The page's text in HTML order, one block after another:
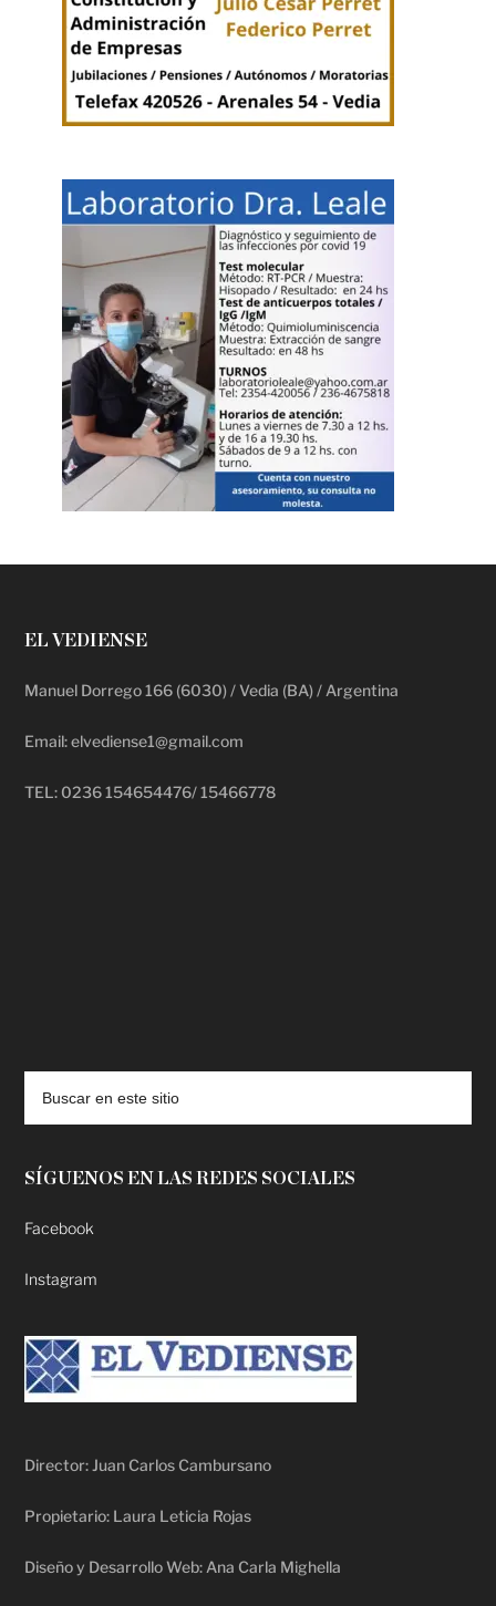
EL VEDIENSE
Manuel Dorrego 166 (6030) / Vedia (BA) / Argentina
Email: elvediense1@gmail.com
TEL: 0236 154654476/ 15466778
SÍGUENOS EN LAS REDES SOCIALES
Facebook
Instagram
Director: Juan Carlos Cambursano
Propietario: Laura Leticia Rojas
Diseño y Desarrollo Web: Ana Carla Mighella